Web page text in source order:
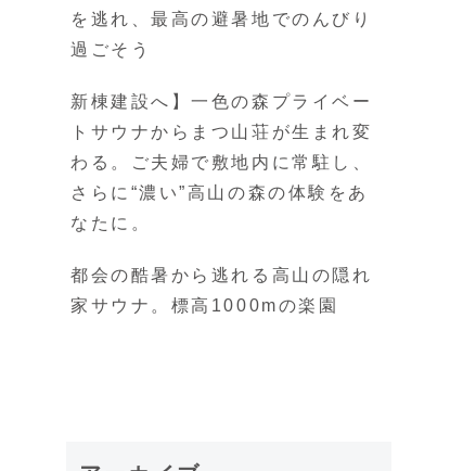
を逃れ、最高の避暑地でのんびり
過ごそう
新棟建設へ】一色の森プライベー
トサウナからまつ山荘が生まれ変
わる。ご夫婦で敷地内に常駐し、
さらに“濃い”高山の森の体験をあ
なたに。
都会の酷暑から逃れる高山の隠れ
家サウナ。標高1000mの楽園